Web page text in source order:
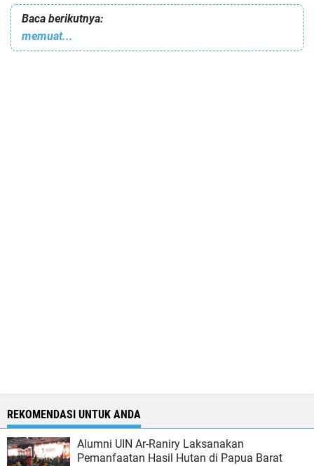
Baca berikutnya:
memuat...
REKOMENDASI UNTUK ANDA
Alumni UIN Ar-Raniry Laksanakan
Pemanfaatan Hasil Hutan di Papua Barat